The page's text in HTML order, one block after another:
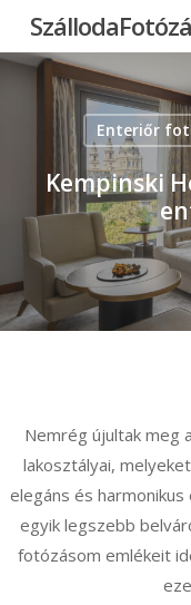
content
Enteriőr
Kempinski
Nemrég újultak meg
lakosztályai,
elegáns és
egyik legszebb
fotózásom emlékeit